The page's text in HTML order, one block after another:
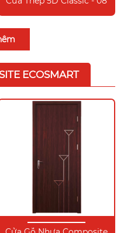
ECOSMART